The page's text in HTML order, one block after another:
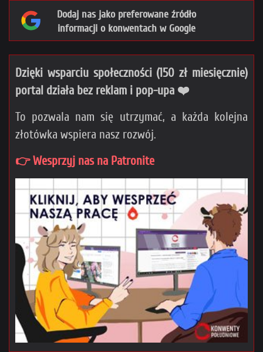
Dodaj nas jako preferowane źródło
informacji o konwentach w Google
Dzięki wsparciu społeczności (150 zł miesięcznie)
portal działa bez reklam i pop-upa ❤️
To pozwala nam się utrzymać, a każda kolejna
złotówka wspiera nasz rozwój.
👉 Wesprzyj nas na Patronite